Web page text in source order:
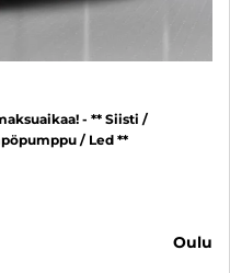
- ** Siisti /
/ Led **
oulu